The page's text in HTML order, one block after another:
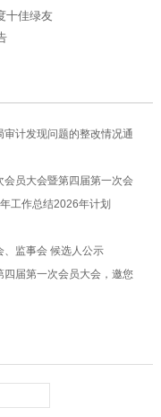
十佳绿友
计发现问题的整改情况通
员大会暨第四届第一次会
工作总结2026年计划
、监事会 候选人公示
届第一次会员大会，邀您